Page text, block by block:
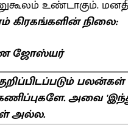
உண்டாகும்.
கிரகங்களின் நிலை:
ஜோஸ்யர்
பலன்கள்
அவை
அல்ல.